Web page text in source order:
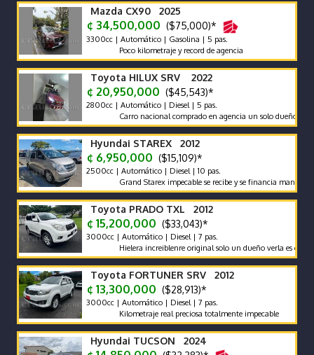
Mazda CX90 2025
¢ 34,500,000 ($75,000)*
3300cc | Automático | Gasolina | 5 pas.
Poco kilometraje y record de agencia
Toyota HILUX SRV 2022
¢ 20,950,000 ($45,543)*
2800cc | Automático | Diesel | 5 pas.
Carro nacional comprado en agencia un solo dueño récord y
Hyundai STAREX 2012
¢ 6,950,000 ($15,109)*
2500cc | Automático | Diesel | 10 pas.
Grand Starex impecable se recibe y se financia
Toyota PRADO TXL 2012
¢ 15,200,000 ($33,043)*
3000cc | Automático | Diesel | 7 pas.
Hielera increiblenre original solo un dueño verla es comprarla
Toyota FORTUNER SRV 2012
¢ 13,300,000 ($28,913)*
3000cc | Automático | Diesel | 7 pas.
Kilometraje real preciosa totalmente impecable
Hyundai TUCSON 2024